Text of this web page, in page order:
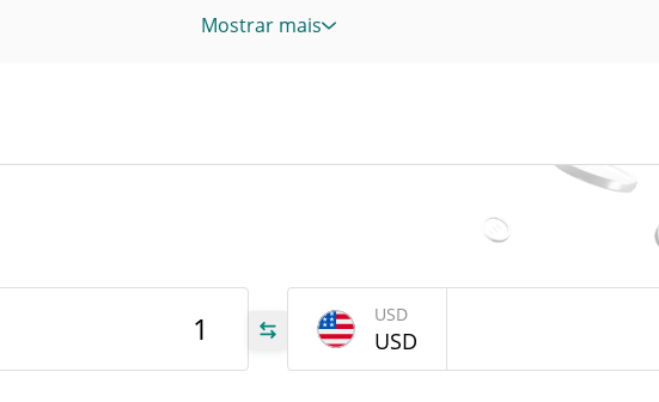
Baixa de todos os
tempos
Feb 5, 2026 (6 meses
Mostrar mais
USD
USD